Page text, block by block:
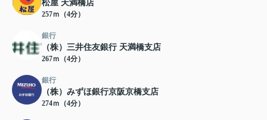
松屋 天満橋店
257ｍ（4分）
銀行
（株）三井住友銀行 天満橋支店
267ｍ（4分）
銀行
（株）みずほ銀行京阪京橋支店
274ｍ（4分）